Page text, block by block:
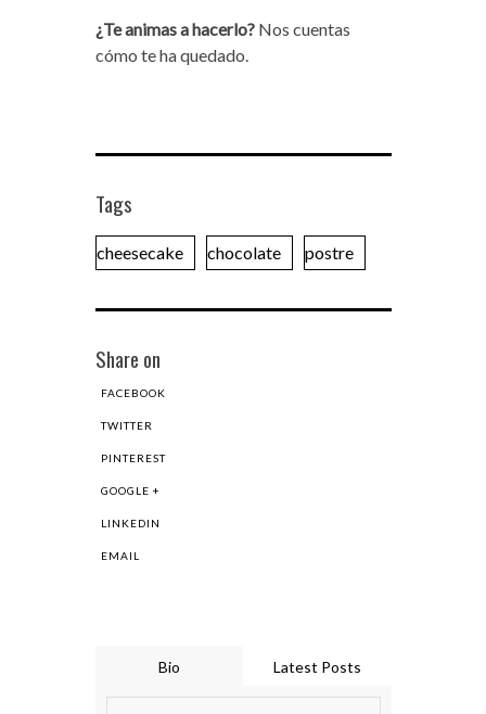
¿Te animas a hacerlo?Nos cuentas
cómo te ha quedado.
Tags
cheesecake chocolate postre
Share on
FACEBOOK
TWITTER
PINTEREST
GOOGLE +
LINKEDIN
EMAIL
Bio Latest Posts